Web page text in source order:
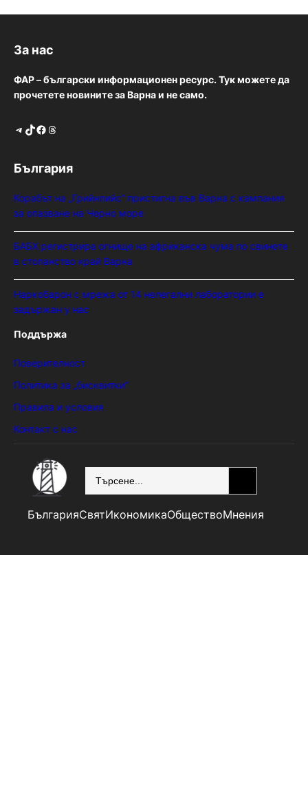
За нас
ФАР – български информационен ресурс. Тук можете да
прочетете новините за Варна и не само.
Telegram TikTok Facebook Threads
България
Корабът на „Грийнпийс“ пристигна във Варна с кампания
за опазване на Черно море
БАБХ регистрира огнище на африканска чума по свинете
в стопанство край Варна
Наркобарон с мрежа от 14 нелегални лаборатории е
задържан у нас
Поддържа
Поверителност
Политика за „бисквитки“
Правила и условия
Контакт с нас
БългарияСвятИкономикаОбществоМнения